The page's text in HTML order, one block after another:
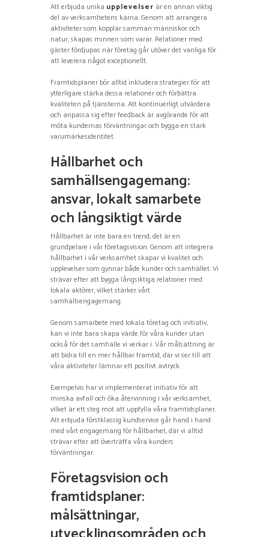
Att erbjuda unika upplevelser är en annan viktig
del av verksamhetens kärna. Genom att arrangera
aktiviteter som kopplar samman människor och
natur, skapas minnen som varar. Relationer med
gäster fördjupas när företag går utöver det vanliga för
att leverera något exceptionellt.
Framtidsplaner bör alltid inkludera strategier för att
ytterligare stärka dessa relationer och förbättra
kvaliteten på tjänsterna. Att kontinuerligt utvärdera
och anpassa sig efter feedback är avgörande för att
möta kundernas förväntningar och bygga en stark
varumärkesidentitet.
Hållbarhet och
samhällsengagemang:
ansvar, lokalt samarbete
och långsiktigt värde
Hållbarhet är inte bara en trend; det är en
grundpelare i vår företagsvision. Genom att integrera
hållbarhet i vår verksamhet skapar vi kvalitet och
upplevelser som gynnar både kunder och samhället. Vi
strävar efter att bygga långsiktiga relationer med
lokala aktörer, vilket stärker vårt
samhällsengagemang.
Genom samarbete med lokala företag och initiativ,
kan vi inte bara skapa värde för våra kunder utan
också för det samhälle vi verkar i. Vår målsättning är
att bidra till en mer hållbar framtid, där vi ser till att
våra aktiviteter lämnar ett positivt avtryck.
Exempelvis har vi implementerat initiativ för att
minska avfall och öka återvinning i vår verksamhet,
vilket är ett steg mot att uppfylla våra framtidsplaner.
Att erbjuda förstklassig kundservice går hand i hand
med vårt engagemang för hållbarhet, där vi alltid
strävar efter att överträffa våra kunders
förväntningar.
Företagsvision och
framtidsplaner:
målsättningar,